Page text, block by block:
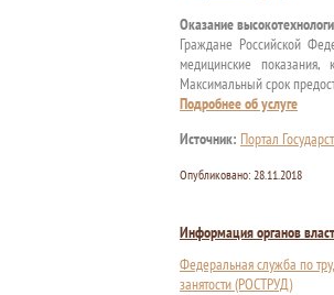
Оказание
Граждане Российской
медицинские
Максимальный срок
Подробнее об услуге
Источник: Портал
Опубликовано: 28.11.2018
Информация органов
Федеральная служба по
занятости (РОСТРУД)